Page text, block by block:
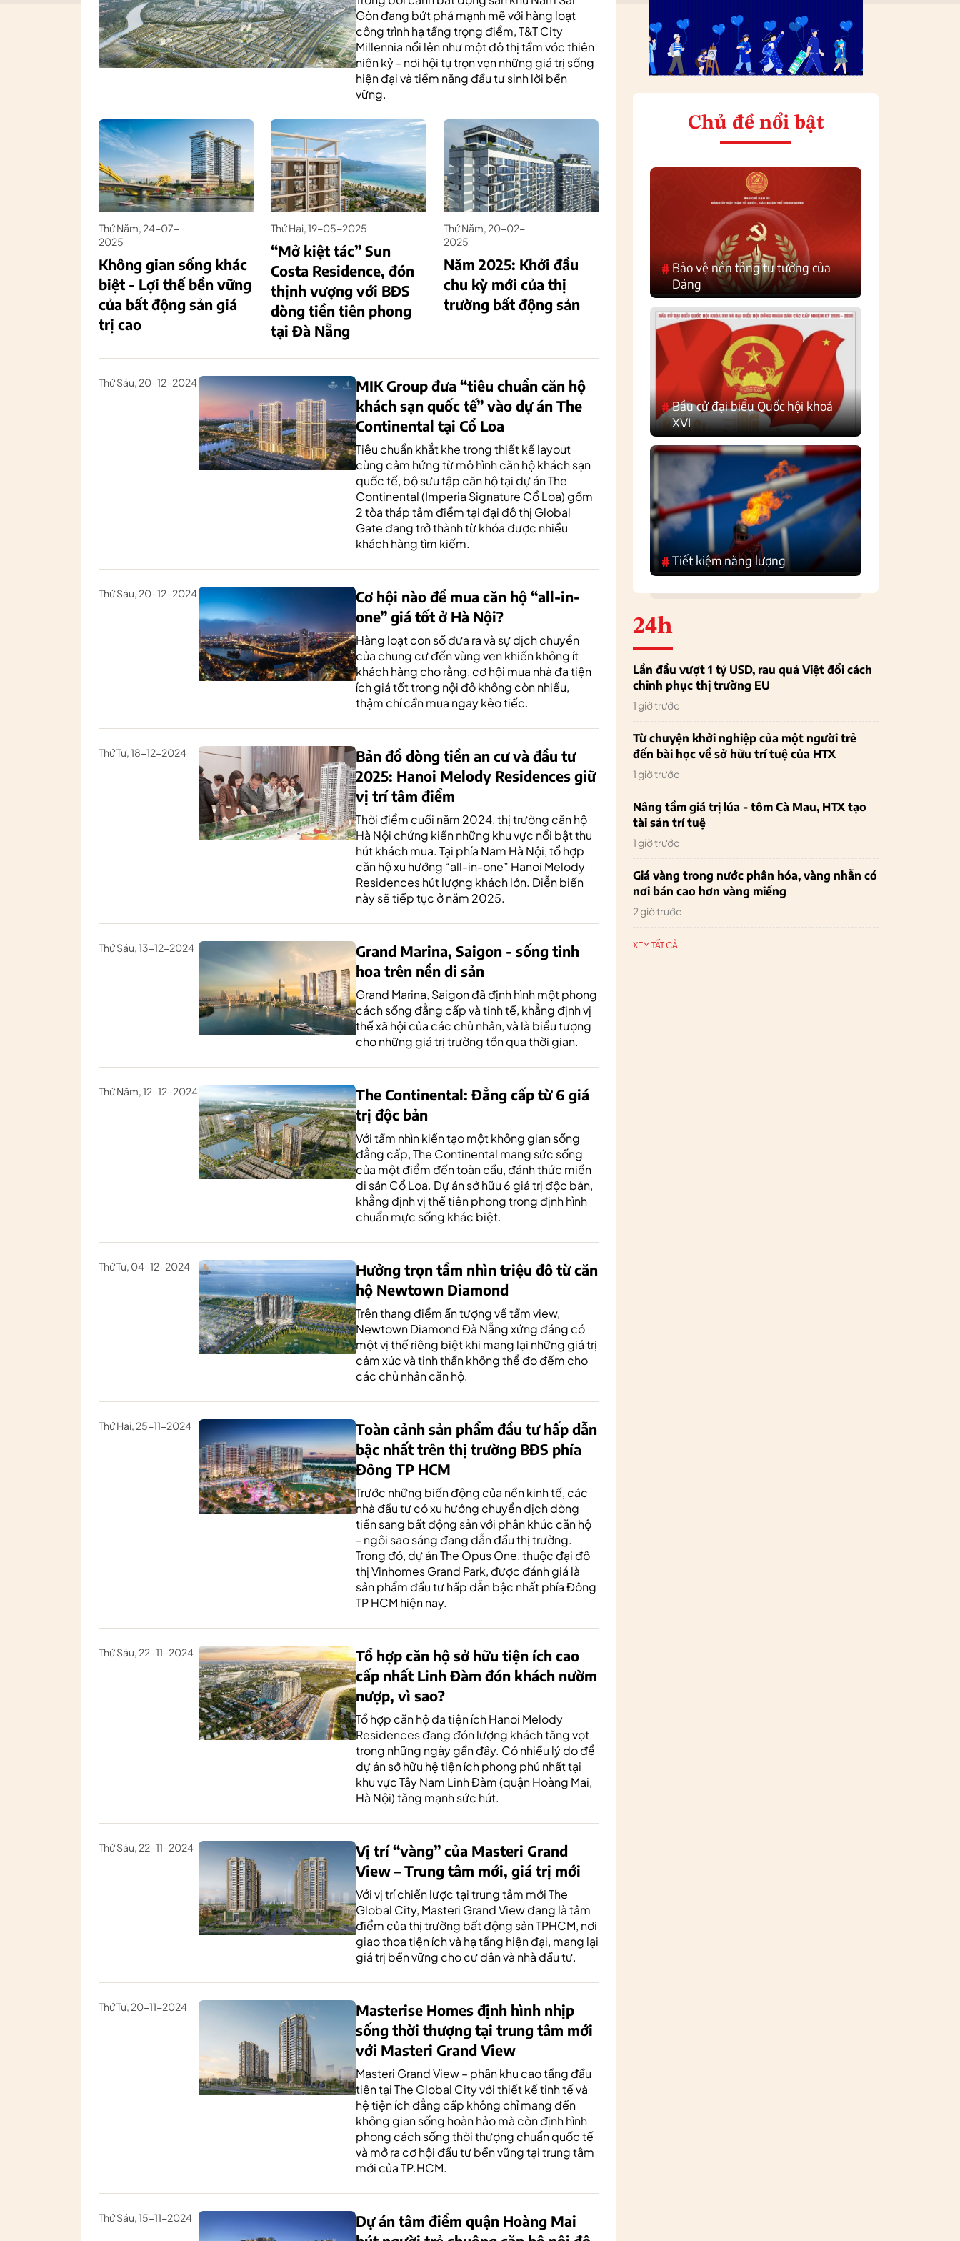
Gòn đang bứt phá mạnh mẽ với hàng loạt
công trình hạ tầng trọng điểm, T&T City
Millennia nổi lên như một đô thị tầm vóc thiên
niên kỷ - nơi hội tụ trọn vẹn những giá trị sống
hiện đại và tiềm năng đầu tư sinh lời bền
vững.
Thứ Năm, 24-07-
2025
Không gian sống khác
biệt - Lợi thế bền vững
của bất động sản giá
trị cao
Thứ Hai, 19-05-2025
“Mở kiệt tác” Sun
Costa Residence, đón
thịnh vượng với BĐS
dòng tiền tiên phong
tại Đà Nẵng
Thứ Năm, 20-02-
2025
Năm 2025: Khởi đầu
chu kỳ mới của thị
trường bất động sản
Thứ Sáu, 20-12-2024
MIK Group đưa “tiêu chuẩn căn hộ
khách sạn quốc tế” vào dự án The
Continental tại Cổ Loa
Tiêu chuẩn khắt khe trong thiết kế layout
cùng cảm hứng từ mô hình căn hộ khách sạn
quốc tế, bộ sưu tập căn hộ tại dự án The
Continental (Imperia Signature Cổ Loa) gồm
2 tòa tháp tâm điểm tại đại đô thị Global
Gate đang trở thành từ khóa được nhiều
khách hàng tìm kiếm.
Thứ Sáu, 20-12-2024
Cơ hội nào để mua căn hộ “all-in-
one” giá tốt ở Hà Nội?
Hàng loạt con số đưa ra và sự dịch chuyển
của chung cư đến vùng ven khiến không ít
khách hàng cho rằng, cơ hội mua nhà đa tiện
ích giá tốt trong nội đô không còn nhiều,
thậm chí cần mua ngay kẻo tiếc.
Thứ Tư, 18-12-2024
Bản đồ dòng tiền an cư và đầu tư
2025: Hanoi Melody Residences giữ
vị trí tâm điểm
Thời điểm cuối năm 2024, thị trường căn hộ
Hà Nội chứng kiến những khu vực nổi bật thu
hút khách mua. Tại phía Nam Hà Nội, tổ hợp
căn hộ xu hướng “all-in-one” Hanoi Melody
Residences hút lượng khách lớn. Diễn biến
này sẽ tiếp tục ở năm 2025.
Thứ Sáu, 13-12-2024
Grand Marina, Saigon - sống tinh
hoa trên nền di sản
Grand Marina, Saigon đã định hình một phong
cách sống đẳng cấp và tinh tế, khẳng định vị
thế xã hội của các chủ nhân, và là biểu tượng
cho những giá trị trường tồn qua thời gian.
Thứ Năm, 12-12-2024
The Continental: Đẳng cấp từ 6 giá
trị độc bản
Với tầm nhìn kiến tạo một không gian sống
đẳng cấp, The Continental mang sức sống
của một điểm đến toàn cầu, đánh thức miền
di sản Cổ Loa. Dự án sở hữu 6 giá trị độc bản,
khẳng định vị thế tiên phong trong định hình
chuẩn mực sống khác biệt.
Thứ Tư, 04-12-2024
Hưởng trọn tầm nhìn triệu đô từ căn
hộ Newtown Diamond
Trên thang điểm ấn tượng về tầm view,
Newtown Diamond Đà Nẵng xứng đáng có
một vị thế riêng biệt khi mang lại những giá trị
cảm xúc và tinh thần không thể đo đếm cho
các chủ nhân căn hộ.
Thứ Hai, 25-11-2024
Toàn cảnh sản phẩm đầu tư hấp dẫn
bậc nhất trên thị trường BĐS phía
Đông TP HCM
Trước những biến động của nền kinh tế, các
nhà đầu tư có xu hướng chuyển dịch dòng
tiền sang bất động sản với phân khúc căn hộ
- ngôi sao sáng đang dẫn đầu thị trường.
Trong đó, dự án The Opus One, thuộc đại đô
thị Vinhomes Grand Park, được đánh giá là
sản phẩm đầu tư hấp dẫn bậc nhất phía Đông
TP HCM hiện nay.
Thứ Sáu, 22-11-2024
Tổ hợp căn hộ sở hữu tiện ích cao
cấp nhất Linh Đàm đón khách nườm
nượp, vì sao?
Tổ hợp căn hộ đa tiện ích Hanoi Melody
Residences đang đón lượng khách tăng vọt
trong những ngày gần đây. Có nhiều lý do để
dự án sở hữu hệ tiện ích phong phú nhất tại
khu vực Tây Nam Linh Đàm (quận Hoàng Mai,
Hà Nội) tăng mạnh sức hút.
Thứ Sáu, 22-11-2024
Vị trí “vàng” của Masteri Grand
View – Trung tâm mới, giá trị mới
Với vị trí chiến lược tại trung tâm mới The
Global City, Masteri Grand View đang là tâm
điểm của thị trường bất động sản TPHCM, nơi
giao thoa tiện ích và hạ tầng hiện đại, mang lại
giá trị bền vững cho cư dân và nhà đầu tư.
Thứ Tư, 20-11-2024
Masterise Homes định hình nhịp
sống thời thượng tại trung tâm mới
với Masteri Grand View
Masteri Grand View – phân khu cao tầng đầu
tiên tại The Global City với thiết kế tinh tế và
hệ tiện ích đẳng cấp không chỉ mang đến
không gian sống hoàn hảo mà còn định hình
phong cách sống thời thượng chuẩn quốc tế
và mở ra cơ hội đầu tư bền vững tại trung tâm
mới của TP.HCM.
Thứ Sáu, 15-11-2024
Dự án tâm điểm quận Hoàng Mai
Chủ đề nổi bật
#Bảo vệ nền tảng tư tưởng của
Đảng
#Bầu cử đại biểu Quốc hội khoá
XVI
#Tiết kiệm năng lượng
24h
Lần đầu vượt 1 tỷ USD, rau quả Việt đổi cách
chinh phục thị trường EU
1 giờ trước
Từ chuyện khởi nghiệp của một người trẻ
đến bài học về sở hữu trí tuệ của HTX
1 giờ trước
Nâng tầm giá trị lúa - tôm Cà Mau, HTX tạo
tài sản trí tuệ
1 giờ trước
Giá vàng trong nước phân hóa, vàng nhẫn có
nơi bán cao hơn vàng miếng
2 giờ trước
XEM TẤT CẢ